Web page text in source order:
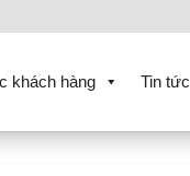
khách hàng Tin tức